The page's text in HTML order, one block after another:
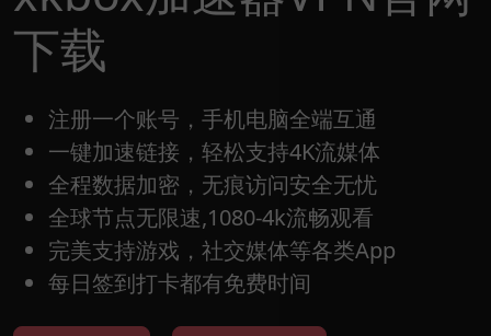
下载
注册一个账号，手机电脑全端互通
一键加速链接，轻松支持4K流媒体
全程数据加密，无痕访问安全无忧
全球节点无限速,1080-4k流畅观看
完美支持游戏，社交媒体等各类App
每日签到打卡都有免费时间